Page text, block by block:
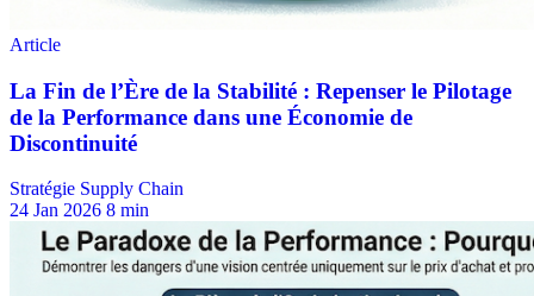
Stratégie Supply Chain
24 Jan 2026 8 min